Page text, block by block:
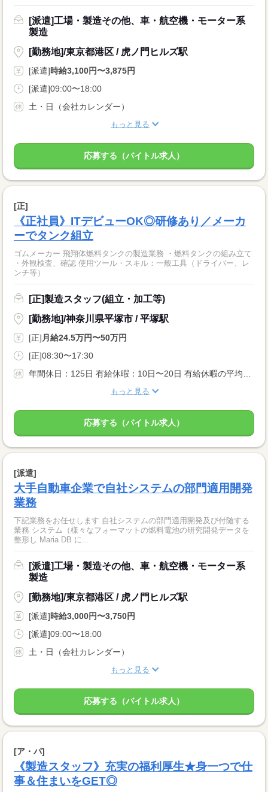
[派遣]工場・製造その他、車・航空機・モーター系
製造
[勤務地]/東京都港区 / 虎ノ門ヒルズ駅
[派遣]時給3,100円〜3,875円
[派遣]09:00〜18:00
土・日（会社カレンダー）
もっと見る
応募する（バイトル求人）
[正]
《正社員》ITデビューOK◎研修あり／メーカ
ーでタンク組立
ゴムメーカー 飛翔体燃料タンクの製造業務 ・燃料タンクの組み立て
・外観検査、確認 使用ツール・スキル：一般工具（ドライバー、レ
ンチ等）
[正]製造スタッフ(組立・加工等)
[勤務地]/神奈川県平塚市 / 平塚駅
[正]月給24.5万円〜50万円
[正]08:30〜17:30
年間休日：125日 有給休暇：10日〜20日 有給休暇の平均取得日数 …11日／年（※2025年度実績） ・夏季休暇 ・年末年始休暇 ・産前・産後休暇 ・介護休暇 ※休日・休暇は就業先により異なります
もっと見る
応募する（バイトル求人）
[派遣]
大手自動車企業で自社システムの部門適用開発
業務
下記業務をお任せします 自社システムの部門適用開発及び付随する
業務 システム（様々なフォーマットの燃料電池の研究開発データを
整形し Maria DB に...
[派遣]工場・製造その他、車・航空機・モーター系
製造
[勤務地]/東京都港区 / 虎ノ門ヒルズ駅
[派遣]時給3,000円〜3,750円
[派遣]09:00〜18:00
土・日（会社カレンダー）
もっと見る
応募する（バイトル求人）
[ア・パ]
《製造スタッフ》充実の福利厚生★身一つで仕
事＆住まいをGET◎